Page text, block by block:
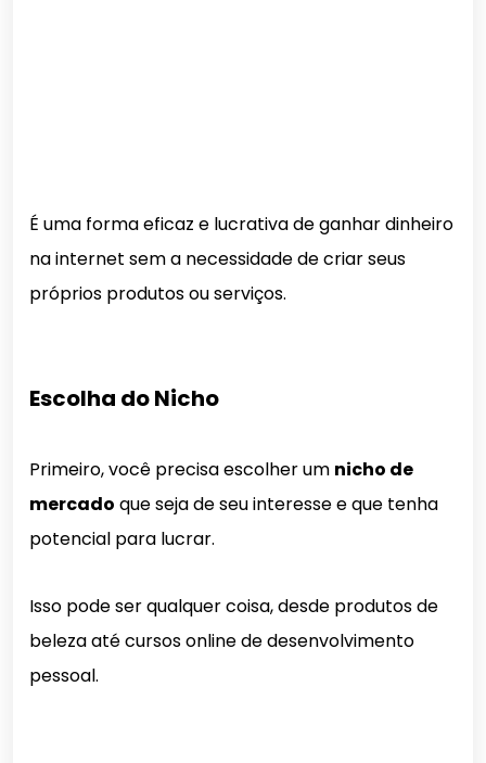
É uma forma eficaz e lucrativa de ganhar dinheiro
na internet sem a necessidade de criar seus
próprios produtos ou serviços.
Escolha do Nicho
Primeiro, você precisa escolher um nicho de
mercado que seja de seu interesse e que tenha
potencial para lucrar.
Isso pode ser qualquer coisa, desde produtos de
beleza até cursos online de desenvolvimento
pessoal.